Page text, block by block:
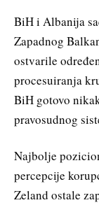
BiH i Albanija
Zapadnog
ostvarile
procesuiranja
BiH gotovo
pravosudnog
Najbolje
percepcije
Zeland ostale